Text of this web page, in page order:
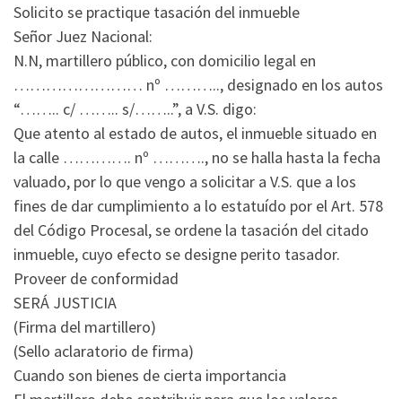
Solicito se practique tasación del inmueble
Señor Juez Nacional:
N.N, martillero público, con domicilio legal en
…………………… nº ……….., designado en los autos
“…….. c/ …….. s/……..”, a V.S. digo:
Que atento al estado de autos, el inmueble situado en
la calle …………. nº ………., no se halla hasta la fecha
valuado, por lo que vengo a solicitar a V.S. que a los
fines de dar cumplimiento a lo estatuído por el Art. 578
del Código Procesal, se ordene la tasación del citado
inmueble, cuyo efecto se designe perito tasador.
Proveer de conformidad
SERÁ JUSTICIA
(Firma del martillero)
(Sello aclaratorio de firma)
Cuando son bienes de cierta importancia